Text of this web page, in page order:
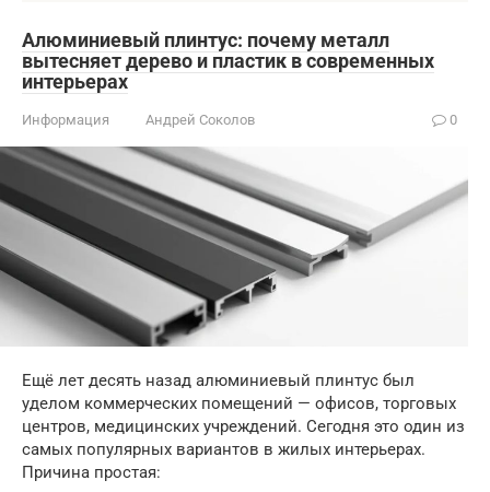
Алюминиевый плинтус: почему металл
вытесняет дерево и пластик в современных
интерьерах
Информация Андрей Соколов 0
Ещё лет десять назад алюминиевый плинтус был
уделом коммерческих помещений — офисов, торговых
центров, медицинских учреждений. Сегодня это один из
самых популярных вариантов в жилых интерьерах.
Причина простая: